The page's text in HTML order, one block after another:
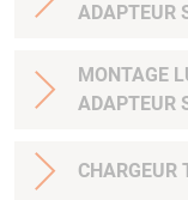
ADAPTEUR
MONTAGE
ADAPTEUR